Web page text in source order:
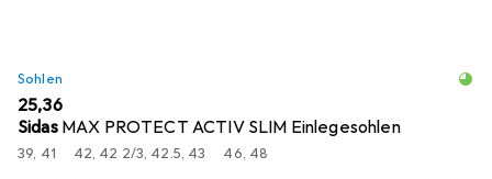
Sohlen
EUR
25,36
Sidas MAX PROTECT ACTIV SLIM Einlegesohlen
39, 41 42, 42 2/3, 42.5, 43 46, 48